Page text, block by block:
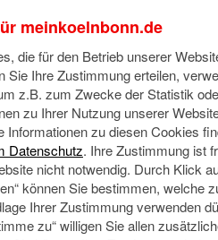
meinkoelnbonn.de
die für den Betrieb unserer
Sie Ihre Zustimmung erteilen,
z.B. zum Zwecke der Statistik
zu Ihrer Nutzung unserer
Informationen zu diesen Cookies
Datenschutz. Ihre Zustimmung ist
nicht notwendig. Durch Klick
können Sie bestimmen, welche
Ihrer Zustimmung verwenden
zu“ willigen Sie allen